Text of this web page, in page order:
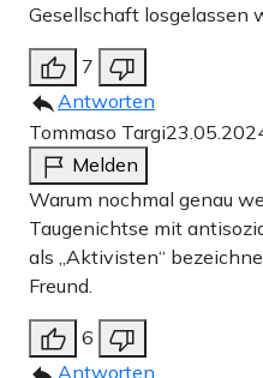
Gesellschaft losgelassen
7
Antworten
Tommaso Targi
Melden
Warum nochmal genau
Taugenichtse mit
als „Aktivisten“
Freund.
6
Antworten